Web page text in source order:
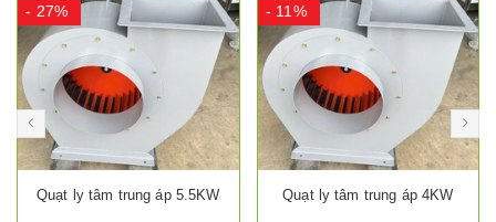
- 27%
Quạt ly tâm trung áp 5.5KW
- 11%
Quạt ly tâm trung áp 4KW